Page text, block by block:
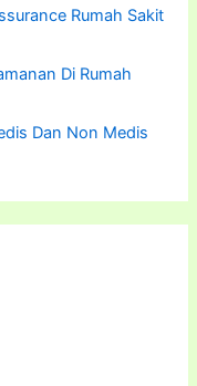
Rumah Sakit
Di Rumah
Dan Non Medis